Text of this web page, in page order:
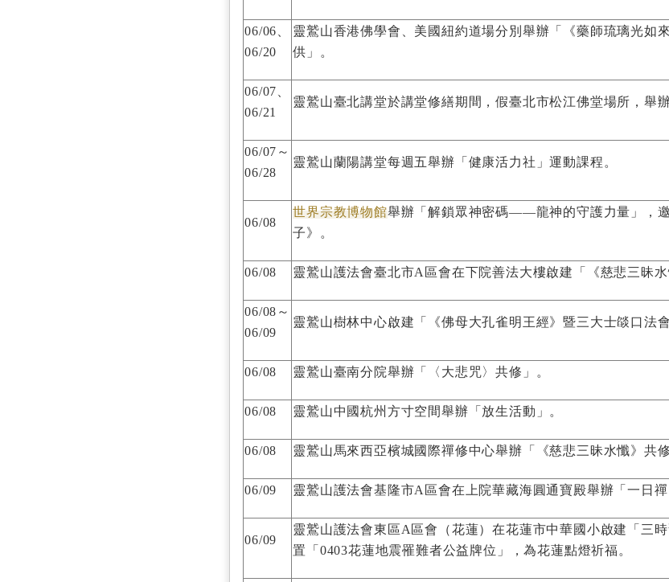
06/06、
06/20
靈鷲山香港佛學會、美國紐約道場分別舉辦「《藥師琉璃光如
供」。
06/07、
06/21
靈鷲山臺北講堂於講堂修繕期間，假臺北市松江佛堂場所，舉
06/07～
06/28
靈鷲山蘭陽講堂每週五舉辦「健康活力社」運動課程。
06/08
世界宗教博物館舉辦「解鎖眾神密碼——龍神的守護力量」，
子》。
06/08 靈鷲山護法會臺北市A區會在下院善法大樓啟建「《慈悲三昧
06/08～
06/09
靈鷲山樹林中心啟建「《佛母大孔雀明王經》暨三大士燄口法
06/08 靈鷲山臺南分院舉辦「〈大悲咒〉共修」。
06/08 靈鷲山中國杭州方寸空間舉辦「放生活動」。
06/08 靈鷲山馬來西亞檳城國際禪修中心舉辦「《慈悲三昧水懺》共
06/09 靈鷲山護法會基隆市A區會在上院華藏海圓通寶殿舉辦「一日禪
06/09
靈鷲山護法會東區A區會（花蓮）在花蓮市中華國小啟建「三
置「0403花蓮地震罹難者公益牌位」，為花蓮點燈祈福。